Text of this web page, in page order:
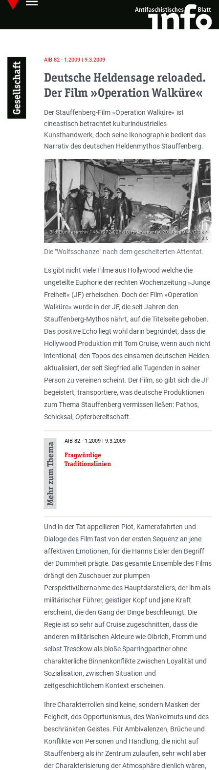
Skip
main
Hauptmenü öffnen
Gesellschaft
AIB 82 - 1.2009 | 9.3.2009
Deutsche Heldensage reloaded.
Der Film »Operation Walküre«
Einleitung
Der Stauffenberg-Film »Operation Walküre« ist
cineastisch betrachtet kulturindustrielles
Kunsthandwerk, doch seine Ikonographie bedient das
Narrativ des deutschen Heldenmythos Stauffenberg.
Bild: Bundesarchiv 146-1972-025-10, Hitler-Attentat, 20. Juli 1944/CC BY-
SA 3.0
Die "Wolfsschanze" nach dem gescheiterten Attentat.
Es gibt nicht viele Filme aus Hollywood welche die
ungeteilte Euphorie der rechten Wochenzeitung »Junge
Freiheit« (JF) erheischen. Doch der Film »Operation
Walküre« wurde in der JF, die seit Jahren den
Stauffenberg-Mythos nährt, auf die Titelseite gehoben.
Das positive Echo liegt wohl darin begründet, dass die
Hollywood Produktion mit Tom Cruise, wenn auch nicht
intentional, den Topos des einsamen deutschen Helden
aktualisiert, der seit Siegfried alle Tugenden in seiner
Person zu vereinen scheint. Der Film, so gibt sich die JF
begeistert, transportiere, was deutsche Produktionen
zum Thema Stauffenberg vermissen ließen: Pathos,
Schicksal, Opferbereitschaft.
Mehr zum Thema
AIB 82 - 1.2009 | 9.3.2009
Fragwürdige
Traditionslinien
Und in der Tat appellieren Plot, Kamerafahrten und
Dialoge des Film fast von der ersten Sequenz an jene
affektiven Emotionen, für die Hanns Eisler den Begriff
der Dummheit prägte. Das gesamte Ensemble des Films
drängt den Zuschauer zur plumpen
Perspektivübernahme des Hauptdarstellers, der ihm als
militärischer Führer, geistiger Kopf und jene Kraft
erscheint, die den Gang der Dinge beschleunigt. Die
Regie ist so sehr auf Cruise zugeschnitten, dass die
anderen militärischen Akteure wie Olbrich, Fromm und
selbst Tresckow als bloße Sparringpartner ohne
charakterliche Binnenkonflikte zwischen Loyalität und
Sozialisation, zwischen Situation und
zeitgeschichtlichem Kontext erscheinen.
Ihre Charakterrollen sind keine, sondern Masken der
Feigheit, des Opportunismus, des Wankelmuts und des
beschränkten Geistes. Für Ambivalenzen, Brüche und
Konflikte von Personen und Handlung, die nicht auf
Stauffenberg als ihr Zentrum zulaufen, sehr wohl aber
der Charakterisierung der Atmosphäre dienlich wären,